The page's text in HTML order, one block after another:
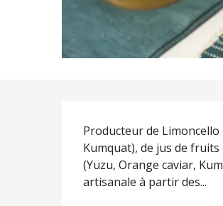
Producteur de
Kumquat), de jus de
(Yuzu, Orange caviar,
artisanale à partir des...